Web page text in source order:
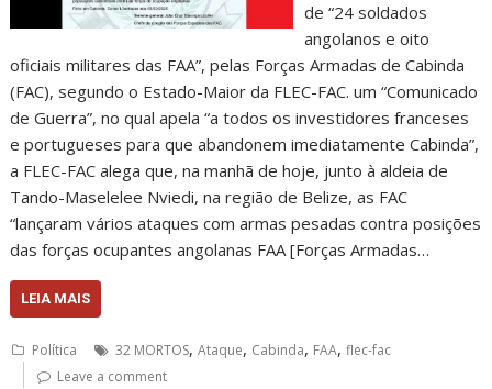
de “24 soldados
angolanos e oito
oficiais militares das FAA”, pelas Forças Armadas de Cabinda
(FAC), segundo o Estado-Maior da FLEC-FAC. um “Comunicado
de Guerra”, no qual apela “a todos os investidores franceses
e portugueses para que abandonem imediatamente Cabinda”,
a FLEC-FAC alega que, na manhã de hoje, junto à aldeia de
Tando-Maselelee Nviedi, na região de Belize, as FAC
“lançaram vários ataques com armas pesadas contra posições
das forças ocupantes angolanas FAA [Forças Armadas…
LEIA MAIS
Política 32 MORTOS,Ataque, Cabinda, FAA,flec-fac
Leave a comment